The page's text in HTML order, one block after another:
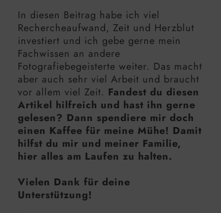
In diesen Beitrag habe ich viel
Rechercheaufwand, Zeit und Herzblut
investiert und ich gebe gerne mein
Fachwissen an andere
Fotografiebegeisterte weiter. Das macht
aber auch sehr viel Arbeit und braucht
vor allem viel Zeit. Fandest du diesen
Artikel hilfreich und hast ihn gerne
gelesen? Dann spendiere mir doch
einen Kaffee für meine Mühe! Damit
hilfst du mir und meiner Familie,
hier alles am Laufen zu halten.
Vielen Dank für deine
Unterstützung!